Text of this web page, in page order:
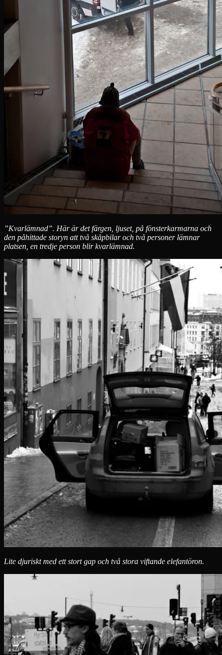
”Kvarlämnad”. Här är det färgen, ljuset, på fönsterkarmarna och
den påhittade storyn att två skåpbilar och två personer lämnar
platsen, en tredje person blir kvarlämnad.
Lite djuriskt med ett stort gap och två stora viftande elefantöron.